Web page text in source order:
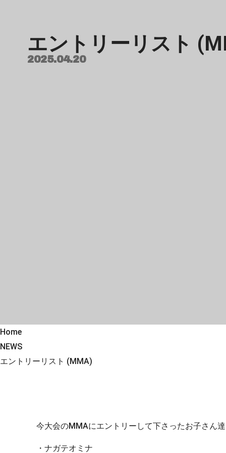
エントリーリスト
2025.04.20
Home
NEWS
エントリーリスト (MMA)
今大会のMMAにエントリーして下さったお子さん
・ナガテオミナ